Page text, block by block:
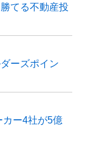
てる不動産投
ーズポイン
カー4社が5億